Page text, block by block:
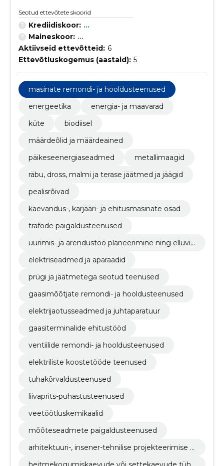
Seotud ettevõtete skoorid
Krediidiskoor: ...
Maineskoor: ...
Aktiivseid ettevõtteid: 6
Ettevõtluskogemus (aastaid): 5
masinate remondi- ja hooldusteenused
energeetika
energia- ja maavarad
küte
biodiisel
määrdeõlid ja määrdeained
päikeseenergiaseadmed
metallimaagid
räbu, dross, malmi ja terase jäätmed ja jäägid
pealisrõivad
kaevandus-, karjääri- ja ehitusmasinate osad
trafode paigaldusteenused
uurimis- ja arendustöö planeerimine ning elluvii
elektriseadmed ja aparaadid
prügi ja jäätmetega seotud teenused
gaasimõõtjate remondi- ja hooldusteenused
elektrijaotusseadmed ja juhtaparatuur
gaasiterminalide ehitustööd
ventiilide remondi- ja hooldusteenused
elektriliste koostetööde teenused
tuhakõrvaldusteenused
liivaprits-puhastusteenused
veetöötluskemikaalid
mõõteseadmete paigaldusteenused
arhitektuuri-, insener-tehnilise projekteerimise ja